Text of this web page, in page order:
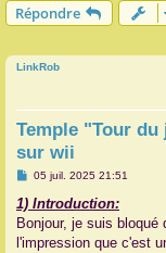
Répondre
LinkRob
Temple "Tour
sur wii
M
s
s
a
g
05 juil. 2025 21:51
1) Introduction:
Bonjour, je suis
l'impression que c'est